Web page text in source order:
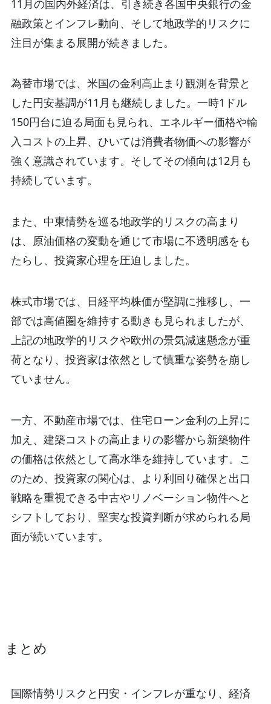
11月の国内外経済は、引き続き各国中央銀行の金
融政策とインフレ動向、そして地政学的リスクに
注目が集まる展開が続きました。
為替市場では、米国の金利高止まり観測を背景と
した円安基調が11月も継続しました。一時1ドル
150円台に迫る局面も見られ、エネルギー価格や輸
入コストの上昇、ひいては消費者物価への影響が
強く意識されています。そしてその傾向は12月も
持続しています。
また、中東情勢を巡る地政学的リスクの高まり
は、原油価格の変動を通じて市場に不透明感をも
たらし、投資家心理を圧迫しました。
株式市場では、日経平均株価が堅調に推移し、一
部では高値圏を維持する動きも見られましたが、
上記の地政学的リスクや欧州の景気減速懸念が重
荷となり、投資家は依然として慎重な姿勢を崩し
ていません。
一方、不動産市場では、住宅ローン金利の上昇に
加え、建築コストの高止まりの影響から新築物件
の価格は依然として高水準を維持しています。こ
のため、投資家の関心は、より利回り確保と出口
戦略を重視できる中古やリノベーション物件へと
シフトしており、堅実な投資判断が求められる局
面が続いています。
まとめ
国際情勢リスクと円安・インフレが重なり、経済